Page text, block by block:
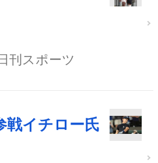
刊スポーツ
戦イチロー氏